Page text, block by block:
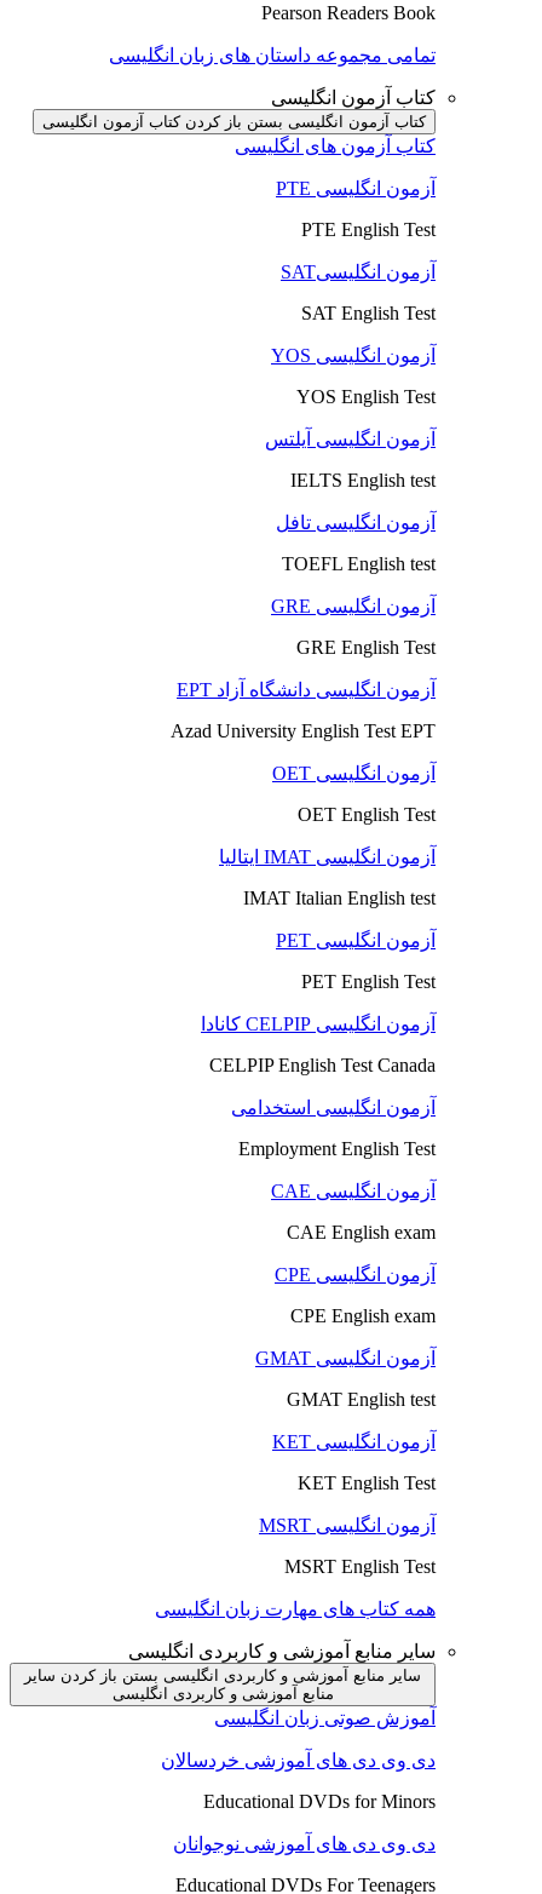
Pearson Readers Book
تمامی مجموعه داستان های زبان انگلیسی
کتاب آزمون انگلیسی
کتاب آزمون انگلیسی بستن باز کردن کتاب آزمون انگلیسی
کتاب آزمون های انگلیسی
آزمون انگلیسی PTE
PTE English Test
آزمون انگلیسیSAT
SAT English Test
آزمون انگلیسی YOS
YOS English Test
آزمون انگلیسی آیلتس
IELTS English test
آزمون انگلیسی تافل
TOEFL English test
آزمون انگلیسی GRE
GRE English Test
آزمون انگلیسی دانشگاه آزاد EPT
Azad University English Test EPT
آزمون انگلیسی OET
OET English Test
آزمون انگلیسی IMAT ایتالیا
IMAT Italian English test
آزمون انگلیسی PET
PET English Test
آزمون انگلیسی CELPIP کانادا
CELPIP English Test Canada
آزمون انگلیسی استخدامی
Employment English Test
آزمون انگلیسی CAE
CAE English exam
آزمون انگلیسی CPE
CPE English exam
آزمون انگلیسی GMAT
GMAT English test
آزمون انگلیسی KET
KET English Test
آزمون انگلیسی MSRT
MSRT English Test
همه کتاب های مهارت زبان انگلیسی
سایر منابع آموزشی و کاربردی انگلیسی
سایر منابع آموزشی و کاربردی انگلیسی بستن باز کردن سایر
منابع آموزشی و کاربردی انگلیسی
آموزش صوتی زبان انگلیسی
دی وی دی های آموزشی خردسالان
Educational DVDs for Minors
دی وی دی های آموزشی نوجوانان
Educational DVDs For Teenagers